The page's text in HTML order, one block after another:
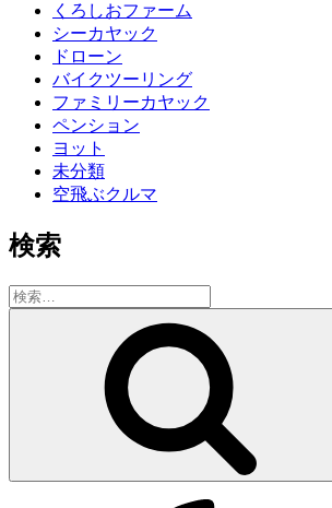
くろしおファーム
シーカヤック
ドローン
バイクツーリング
ファミリーカヤック
ペンション
ヨット
未分類
空飛ぶクルマ
検索
検
索: